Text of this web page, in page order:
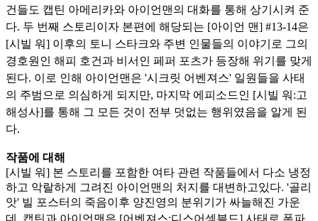
건들도 캡틴 아메리카와 아이언맨의 대화를 통해 상기시켜 준
다. 두 번째 스토리이자 본편에 해당되는 [아이언 맨] #13-14은
[시빌 워] 이후의 토니 스타크와 주변 인물들의 이야기로 그의
경호원인 해피 호건과 비서인 페퍼 포츠가 등장해 위기를 맞게
된다. 이로 인해 아이언맨은 '시크릿 어벤져스' 일원들을 사태
의 주범으로 의심하게 되지만, 마지막 에피소드인 [시빌 워:고
해성사]를 통해 그 모든 것이 전부 덧없는 행위였음을 알게 된
다.
작품에 대해
[시빌 워] 본 스토리를 포함한 여타 관련 작품들에서 다소 냉정
하고 악랄하게 그려진 아이언맨의 처지를 대변하고있다. '골리
앗' 빌 포스터의 죽음이후 양진영의 분위기가 싸늘해진 가운